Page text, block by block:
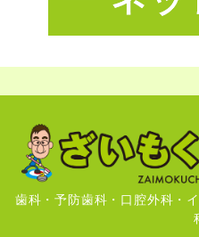
歯科・予防歯科・口腔外科・